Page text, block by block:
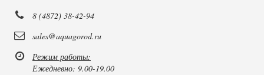
8 (4872) 38-42-94
sales@aquagorod.ru
Режим работы:
Ежедневно: 9.00-19.00